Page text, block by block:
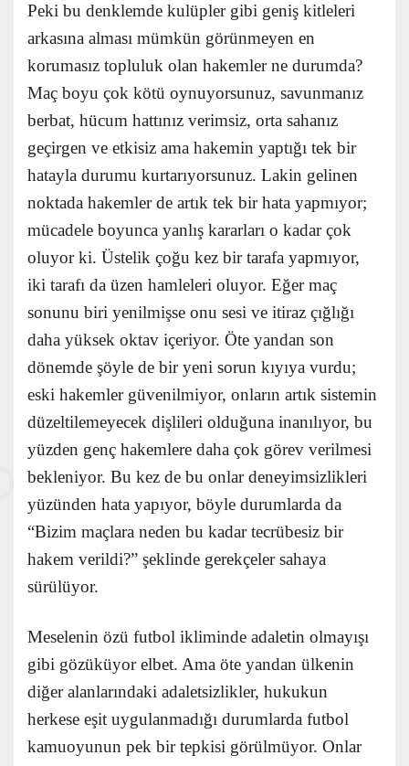
Peki bu denklemde kulüpler gibi geniş kitleleri
arkasına alması mümkün görünmeyen en
korumasız topluluk olan hakemler ne durumda?
Maç boyu çok kötü oynuyorsunuz, savunmanız
berbat, hücum hattınız verimsiz, orta sahanız
geçirgen ve etkisiz ama hakemin yaptığı tek bir
hatayla durumu kurtarıyorsunuz. Lakin gelinen
noktada hakemler de artık tek bir hata yapmıyor;
mücadele boyunca yanlış kararları o kadar çok
oluyor ki. Üstelik çoğu kez bir tarafa yapmıyor,
iki tarafı da üzen hamleleri oluyor. Eğer maç
sonunu biri yenilmişse onu sesi ve itiraz çığlığı
daha yüksek oktav içeriyor. Öte yandan son
dönemde şöyle de bir yeni sorun kıyıya vurdu;
eski hakemler güvenilmiyor, onların artık sistemin
düzeltilemeyecek dişlileri olduğuna inanılıyor, bu
yüzden genç hakemlere daha çok görev verilmesi
bekleniyor. Bu kez de bu onlar deneyimsizlikleri
yüzünden hata yapıyor, böyle durumlarda da
“Bizim maçlara neden bu kadar tecrübesiz bir
hakem verildi?” şeklinde gerekçeler sahaya
sürülüyor.
Meselenin özü futbol ikliminde adaletin olmayışı
gibi gözüküyor elbet. Ama öte yandan ülkenin
diğer alanlarındaki adaletsizlikler, hukukun
herkese eşit uygulanmadığı durumlarda futbol
kamuoyunun pek bir tepkisi görülmüyor. Onlar